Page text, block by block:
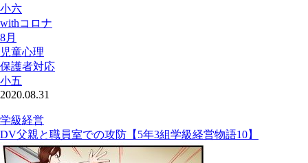
小六
withコロナ
8月
児童心理
保護者対応
小五
2020.08.31
学級経営
DV父親と職員室での攻防【5年3組学級経営物語10】